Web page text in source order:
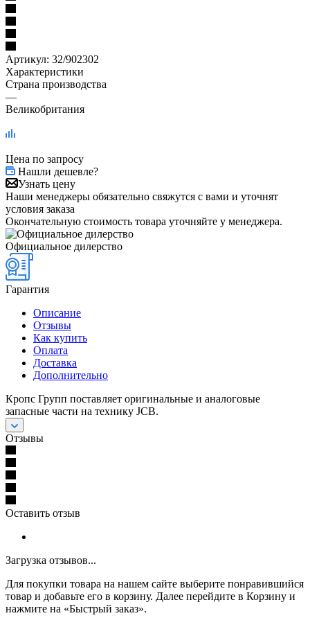
Артикул: 32/902302
Характеристики
Страна производства
—
Великобритания
Цена по запросу
Нашли дешевле?
Узнать цену
Наши менеджеры обязательно свяжутся с вами и уточнят
условия заказа
Окончательную стоимость товара уточняйте у менеджера.
Официальное дилерство
Гарантия
Описание
Отзывы
Как купить
Оплата
Доставка
Дополнительно
Кропс Групп поставляет оригинальные и аналоговые
запасные части на технику JCB.
Отзывы
Оставить отзыв
Загрузка отзывов...
Для покупки товара на нашем сайте выберите понравившийся
товар и добавьте его в корзину. Далее перейдите в Корзину и
нажмите на «Быстрый заказ».